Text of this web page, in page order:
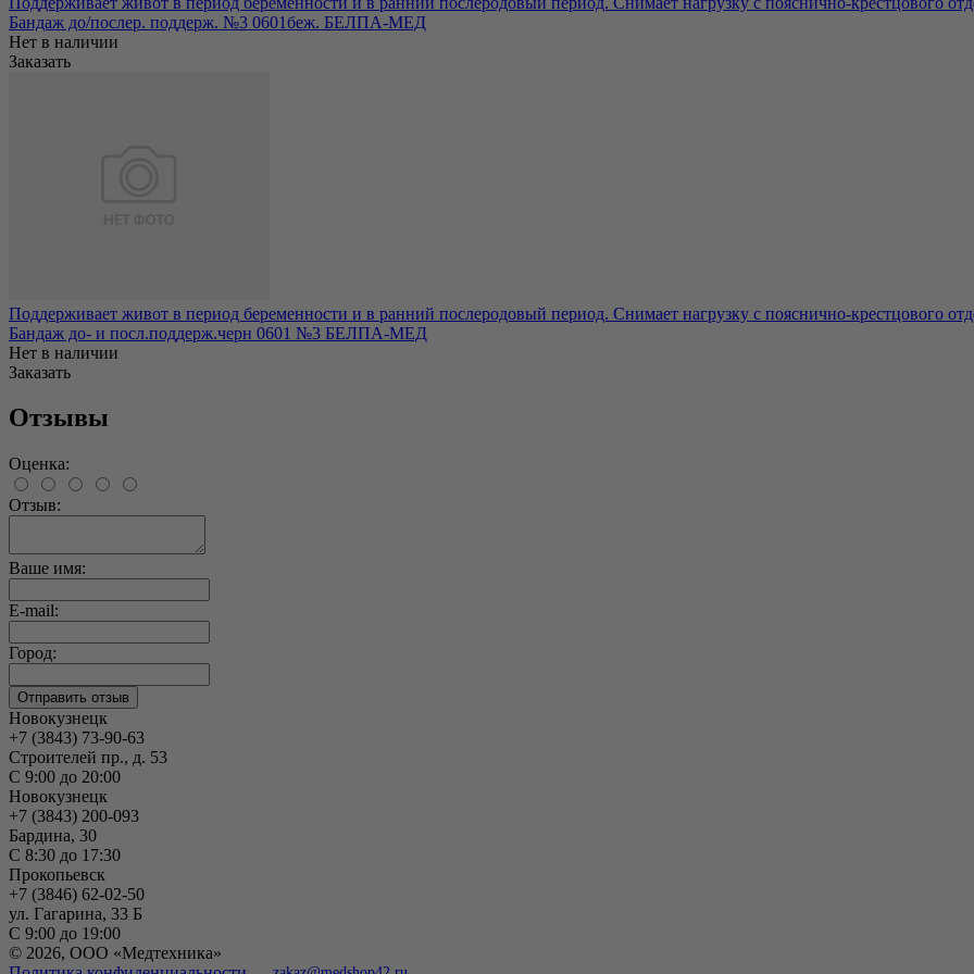
Бандаж до/послер. поддерж. №3 0601беж. БЕЛПА-МЕД
Нет в наличии
Заказать
Поддерживает живот в период беременности и в ранний послеродовый период. Снимает нагрузку с пояснично-крестцового
Бандаж до- и посл.поддерж.черн 0601 №3 БЕЛПА-МЕД
Нет в наличии
Заказать
Отзывы
Оценка:
Отзыв:
Ваше имя:
E-mail:
Город:
Новокузнецк
+7 (3843) 73-90-63
Строителей пр., д. 53
С 9:00 до 20:00
Новокузнецк
+7 (3843) 200-093
Бардина, 30
С 8:30 до 17:30
Прокопьевск
+7 (3846) 62-02-50
ул. Гагарина, 33 Б
С 9:00 до 19:00
© 2026, ООО «Медтехника»